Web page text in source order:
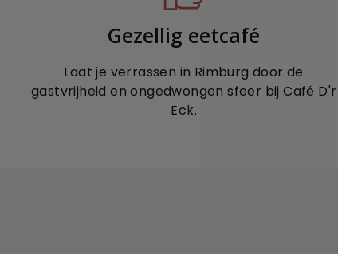
Gezellig eetcafé
Laat je verrassen in Rimburg door de
gastvrijheid en ongedwongen sfeer bij Café D'r
Eck.